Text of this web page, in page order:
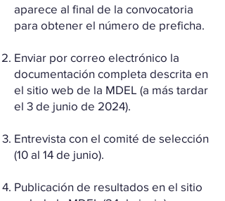
aparece al final de la convocatoria
para obtener el número de preficha.
Enviar por correo electrónico la
documentación completa descrita en
el sitio web de la MDEL (a más tardar
el 3 de junio de 2024).
Entrevista con el comité de selección
(10 al 14 de junio).
Publicación de resultados en el sitio